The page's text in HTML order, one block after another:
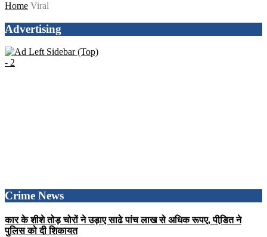
Home Viral
Advertising
Crime News
कार के शीशे तोड़ चोरों ने उड़ाए साढे पांच लाख से अधिक रूपए, पीडि़त ने
पुलिस को दी शिकायत